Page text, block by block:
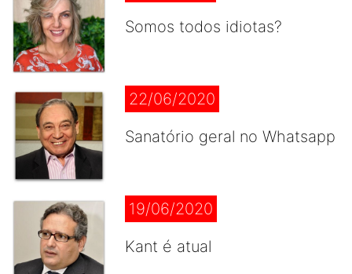
Somos todos idiotas?
22/06/2020
Sanatório geral no Whatsapp
19/06/2020
Kant é atual